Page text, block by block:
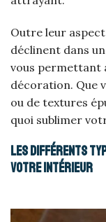
Outre leur
déclinent dans
vous permettant
décoration. Que
ou de textures
quoi sublimer
Les différents
votre intérieur